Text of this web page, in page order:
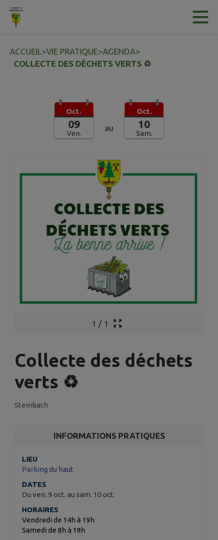
Contenu
ACCUEIL>VIE PRATIQUE>AGENDA>
COLLECTE DES DÉCHETS VERTS ♻️
Oct.
09
Ven.
au
Oct.
10
Sam.
1 / 1
Collecte des déchets
verts ♻️
Steinbach
INFORMATIONS PRATIQUES
LIEU
Parking du haut
DATES
Du ven. 9 oct. au sam. 10 oct.
HORAIRES
Vendredi de 14h à 19h
Samedi de 8h à 19h